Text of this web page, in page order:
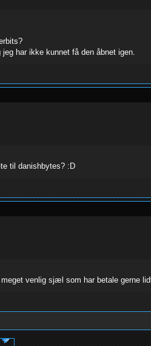
har ikke kunnet få den åbnet igen.
til danishbytes? :D
venlig sjæl som har betale gerne